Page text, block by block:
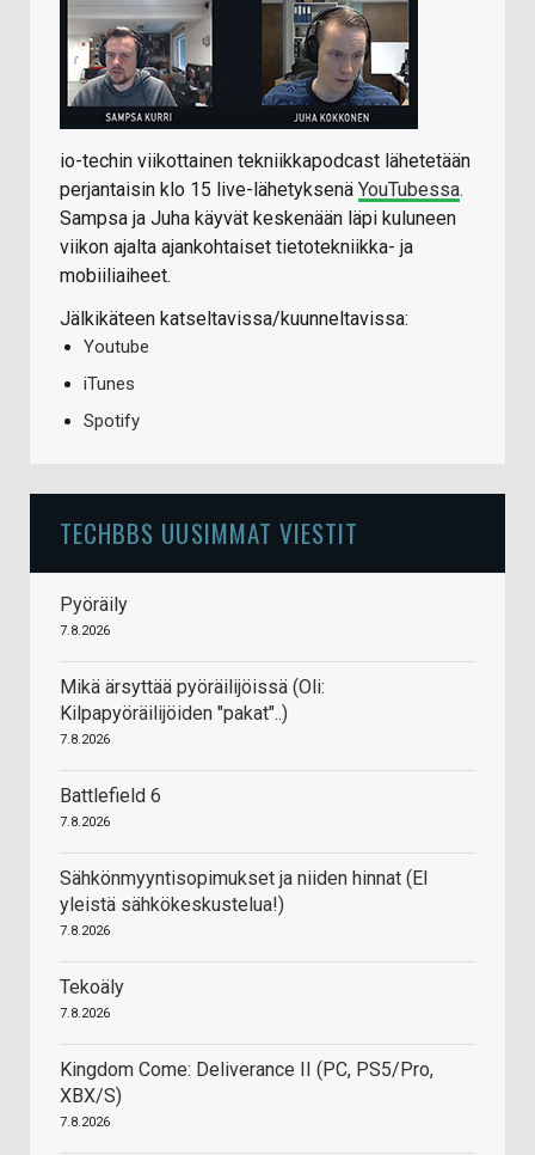
io-techin viikottainen tekniikkapodcast lähetetään
perjantaisin klo 15 live-lähetyksenä YouTubessa.
Sampsa ja Juha käyvät keskenään läpi kuluneen
viikon ajalta ajankohtaiset tietotekniikka- ja
mobiiliaiheet.
Jälkikäteen katseltavissa/kuunneltavissa:
Youtube
iTunes
Spotify
TECHBBS UUSIMMAT VIESTIT
Pyöräily
7.8.2026
Mikä ärsyttää pyöräilijöissä (Oli:
Kilpapyöräilijöiden "pakat"..)
7.8.2026
Battlefield 6
7.8.2026
Sähkönmyyntisopimukset ja niiden hinnat (EI
yleistä sähkökeskustelua!)
7.8.2026
Tekoäly
7.8.2026
Kingdom Come: Deliverance II (PC, PS5/Pro,
XBX/S)
7.8.2026